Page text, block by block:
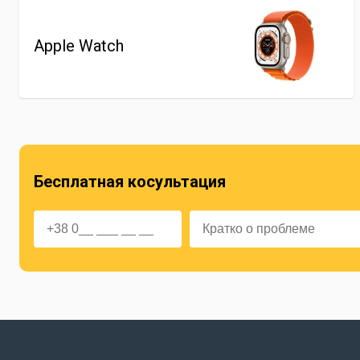
Apple Watch
Бесплатная косультация